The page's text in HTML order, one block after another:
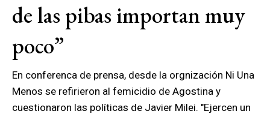
de las pibas importan muy
poco”
En conferenca de prensa, desde la orgnización Ni Una
Menos se refirieron al femicidio de Agostina y
cuestionaron las políticas de Javier Milei. "Ejercen un